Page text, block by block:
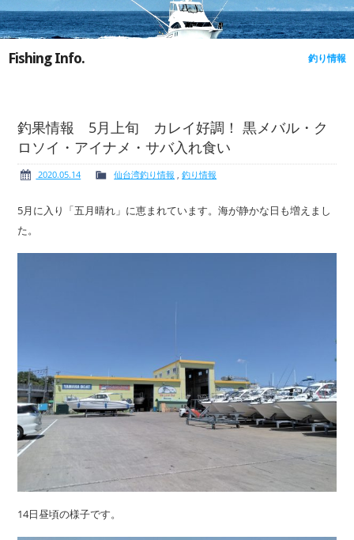
ボート免許
中古艇情報
求人情報 会社概要
Fishing Info. 釣り情報
釣果情報 5月上旬 カレイ好調！ 黒メバル・ク
ロソイ・アイナメ・サバ入れ食い
2020.05.14 仙台湾釣り情報 ,釣り情報
5月に入り「五月晴れ」に恵まれています。海が静かな日も増えまし
た。
14日昼頃の様子です。